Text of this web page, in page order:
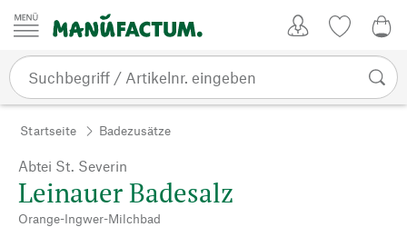
Zum Inhalt springen
Startseite Badezusätze
Abtei St. Severin
Leinauer Badesalz
Orange-Ingwer-Milchbad